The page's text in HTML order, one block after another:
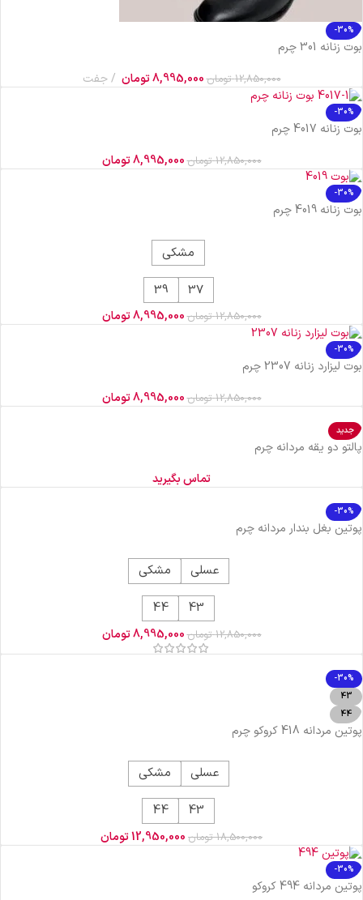
-30%
بوت زنانه 301 چرم
12,850,000 تومان8,995,000تومان جفت
-30%
بوت زنانه 4017 چرم
12,850,000 تومان8,995,000تومان
-30%
بوت زنانه 4019 چرم
مشکی
37
39
12,850,000 تومان8,995,000تومان
-30%
بوت لیزارد زنانه 2307 چرم
12,850,000 تومان8,995,000تومان
جدید
پالتو دو یقه مردانه چرم
تماس بگیرید
-30%
پوتین بغل بندار مردانه چرم
عسلی
مشکی
43
44
12,850,000 تومان8,995,000تومان
-30%
43
44
پوتین مردانه 418 کروکو چرم
عسلی
مشکی
43
44
18,500,000 تومان 12,950,000تومان
-30%
پوتین مردانه 494 کروکو